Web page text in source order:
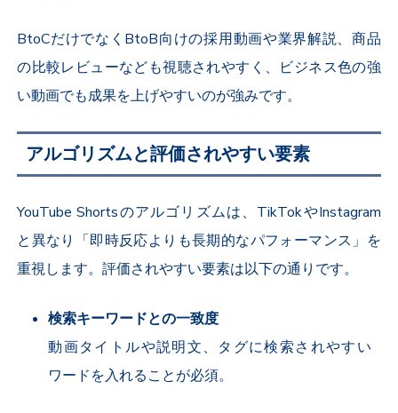
BtoCだけでなく BtoB向けの採用動画や業界解説、商品
の比較レビューなども視聴されやすく、ビジネス色の強
い動画でも成果を上げやすいのが強みです。
アルゴリズムと評価されやすい要素
YouTube Shortsのアルゴリズムは、 TikTokやInstagram
と異なり「即時反応よりも長期的なパフォーマンス」を
重視します。評価されやすい要素は以下の通りです。
検索キーワードとの一致度
動画タイトルや説明文、タグに検索されやすい
ワードを入れることが必須。